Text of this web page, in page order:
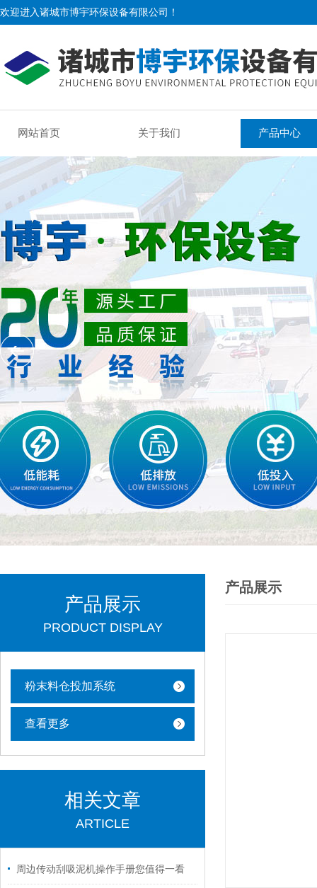
欢迎进入诸城市博宇环保设备有限公司！
网站首页 关于我们 产品中心
产品展示
PRODUCT DISPLAY
粉末料仓投加系统
查看更多
相关文章
ARTICLE
周边传动刮吸泥机操作手册您值得一看
产品展示